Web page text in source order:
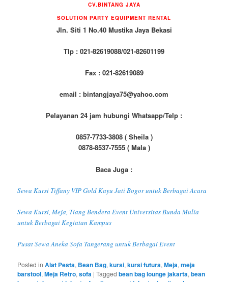
CV.BINTANG JAYA
SOLUTION PARTY EQUIPMENT RENTAL
Jln. Siti 1 No.40 Mustika Jaya Bekasi
Tlp : 021-82619088/021-82601199
Fax : 021-82619089
email : bintangjaya75@yahoo.com
Pelayanan 24 jam hubungi Whatsapp/Telp :
0857-7733-3808 ( Sheila )
0878-8537-7555 ( Mala )
Baca Juga :
Sewa Kursi Tiffany VIP Gold Kayu Jati Bogor untuk Berbagai Acara
Sewa Kursi, Meja, Tiang Bendera Event Universitas Bunda Mulia
untuk Berbagai Kegiatan Kampus
Pusat Sewa Aneka Sofa Tangerang untuk Berbagai Event
Posted in Alat Pesta, Bean Bag,kursi,kursi futura,Meja,meja
barstool,Meja Retro,sofa |Tagged bean bag lounge jakarta,bean